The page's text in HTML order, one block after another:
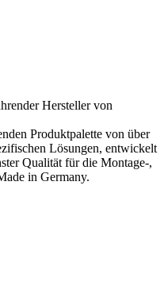
Hersteller von
Produktpalette von über
Lösungen, entwickelt
Qualität für die Montage-,
in Germany.